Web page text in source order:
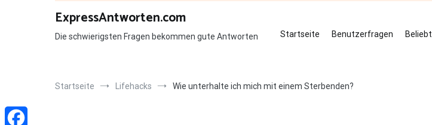
ExpressAntworten.com
Die schwierigsten Fragen bekommen gute Antworten Startseite Benutzerfragen Beliebt
Startseite Lifehacks Wie unterhalte ich mich mit einem Sterbenden?